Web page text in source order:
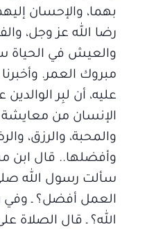
بهما، والإحسان
رضا الله عز وجل،
والعيش في الحياة
مبروك العمر.
عليه، أن لبِر
الإنسان من معايشة
والمحبة، والرزق،
وأفضلها.. قال ابن
سألت رسول الله
العمل أفضل؟ ـ وفي
الله؟ ـ قال الصلاة